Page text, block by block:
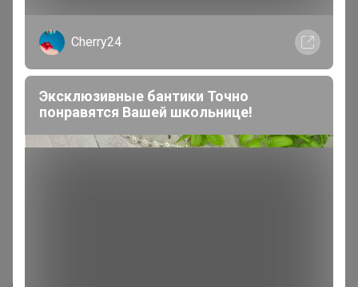
Будьте первым!
Реклама
Доставка
Cherry24
Эксклюзивные бантики Точно
понравятся Вашей школьнице!